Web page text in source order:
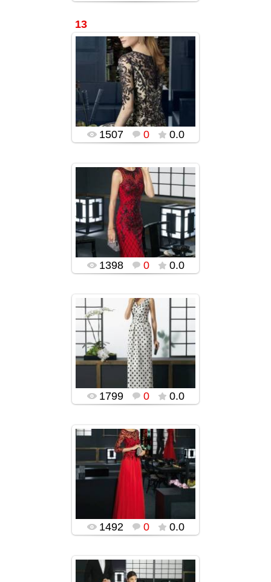
13
22.12.2015
popularsge
1507 0 0.0
22.12.2015
ROSA CLARA-ს
უმშვენიერესი
საღამოს კაბები
2015-2016
(ფოტოები)
popularsge
1398
0 0.0
22.12.2015
ROSA CLARA-ს
უმშვენიერესი
საღამოს კაბები
2015-2016
(ფოტოები)
popularsge
1799
0 0.0
22.12.2015
ROSA CLARA-ს
უმშვენიერესი
საღამოს კაბები
2015-2016
(ფოტოები)
popularsge
1492
0 0.0
22.12.2015